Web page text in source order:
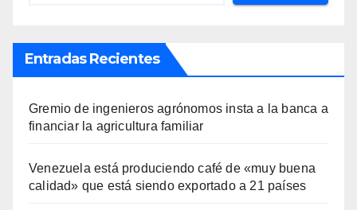
Entradas Recientes
Gremio de ingenieros agrónomos insta a la banca a
financiar la agricultura familiar
Venezuela está produciendo café de «muy buena
calidad» que está siendo exportado a 21 países